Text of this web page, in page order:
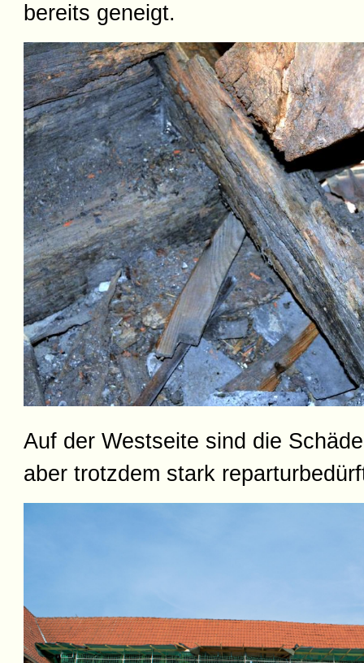
bereits geneigt.
Auf der Westseite sind die
aber trotzdem stark